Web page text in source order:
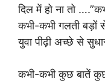
दिल में हो ना तो
कभी-कभी गलती बड़ों
युवा पीढ़ी अच्छे से
कभी-कभी कुछ बातें